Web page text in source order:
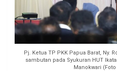
Pj. Ketua TP PKK Papua Barat, Ny.
sambutan pada Syukuran HUT
Manokwari